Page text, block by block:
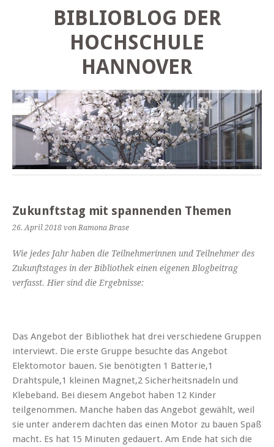
BIBLIOBLOG DER
HOCHSCHULE
HANNOVER
Zukunftstag mit spannenden Themen
26. April 2018 von Ramona Brase
Wie jedes Jahr haben die Teilnehmerinnen und Teilnehmer des
Zukunftstages in der Bibliothek einen eigenen Blogbeitrag
verfasst. Hier sind die Ergebnisse:
Das Angebot der Bibliothek hat drei verschiedene Gruppen
interviewt. Die erste Gruppe besuchte das Angebot
Elektomotor bauen. Sie benötigten 1 Batterie,1
Drahtspule,1 kleinen Magnet,2 Sicherheitsnadeln und
Klebeband. Bei diesem Angebot haben 12 Kinder
teilgenommen. Manche haben das Angebot gewählt, weil
sie unter anderem dachten das einen Motor zu bauen Spaß
macht. Es hat 15 Minuten gedauert. Am Ende hat sich die